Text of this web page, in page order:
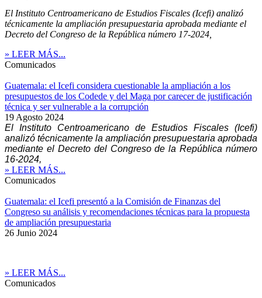
El Instituto Centroamericano de Estudios Fiscales (Icefi) analizó
técnicamente la ampliación presupuestaria aprobada mediante el
Decreto del Congreso de la República número 17-2024,
» LEER MÁS...
Comunicados
Guatemala: el Icefi considera cuestionable la ampliación a los
presupuestos de los Codede y del Maga por carecer de justificación
técnica y ser vulnerable a la corrupción
19 Agosto 2024
El Instituto Centroamericano de Estudios Fiscales (Icefi)
analizó técnicamente la ampliación presupuestaria aprobada
mediante el Decreto del Congreso de la República número
16-2024,
» LEER MÁS...
Comunicados
Guatemala: el Icefi presentó a la Comisión de Finanzas del
Congreso su análisis y recomendaciones técnicas para la propuesta
de ampliación presupuestaria
26 Junio 2024
» LEER MÁS...
Comunicados